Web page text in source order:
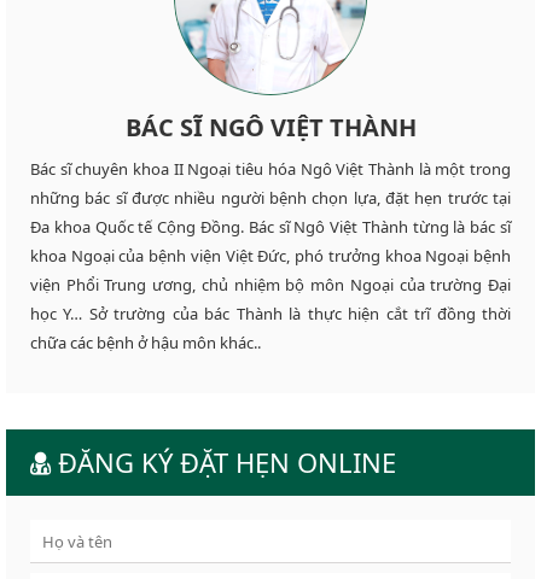
BÁC SĨ NGÔ VIỆT THÀNH
Bác sĩ chuyên khoa II Ngoại tiêu hóa Ngô Việt Thành là một trong
những bác sĩ được nhiều người bệnh chọn lựa, đặt hẹn trước tại
Đa khoa Quốc tế Cộng Đồng. Bác sĩ Ngô Việt Thành từng là bác sĩ
khoa Ngoại của bệnh viện Việt Đức, phó trưởng khoa Ngoại bệnh
viện Phổi Trung ương, chủ nhiệm bộ môn Ngoại của trường Đại
học Y… Sở trường của bác Thành là thực hiện cắt trĩ đồng thời
chữa các bệnh ở hậu môn khác..
ĐĂNG KÝ ĐẶT HẸN ONLINE